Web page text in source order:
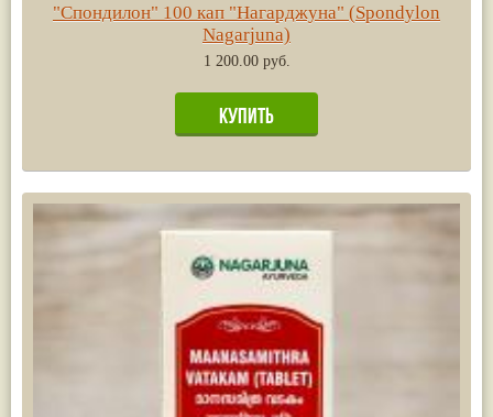
"Спондилон" 100 кап "Нагарджуна" (Spondylon
Nagarjuna)
1 200.00 руб.